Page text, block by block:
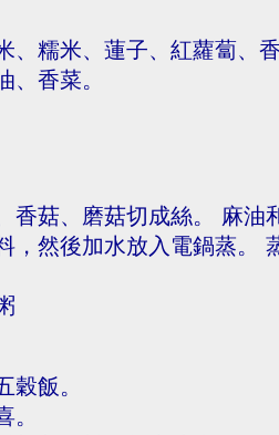
、糯米、蓮子、紅蘿蔔、
、香菜。
香菇、磨菇切成絲。 麻油
，然後加水放入電鍋蒸。
穀飯。
。